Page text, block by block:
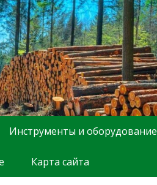
Инструменты и оборудование
Карта сайта